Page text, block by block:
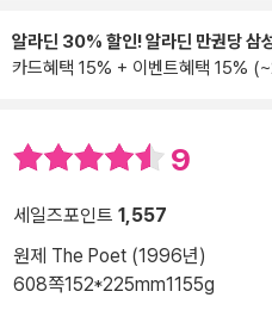
알라딘 30% 할인! 알라딘 만권당 삼
카드혜택 15% + 이벤트혜택 15%
9
세일즈포인트 1,557
원제 The Poet (1996년)
608쪽152*225mm1155g